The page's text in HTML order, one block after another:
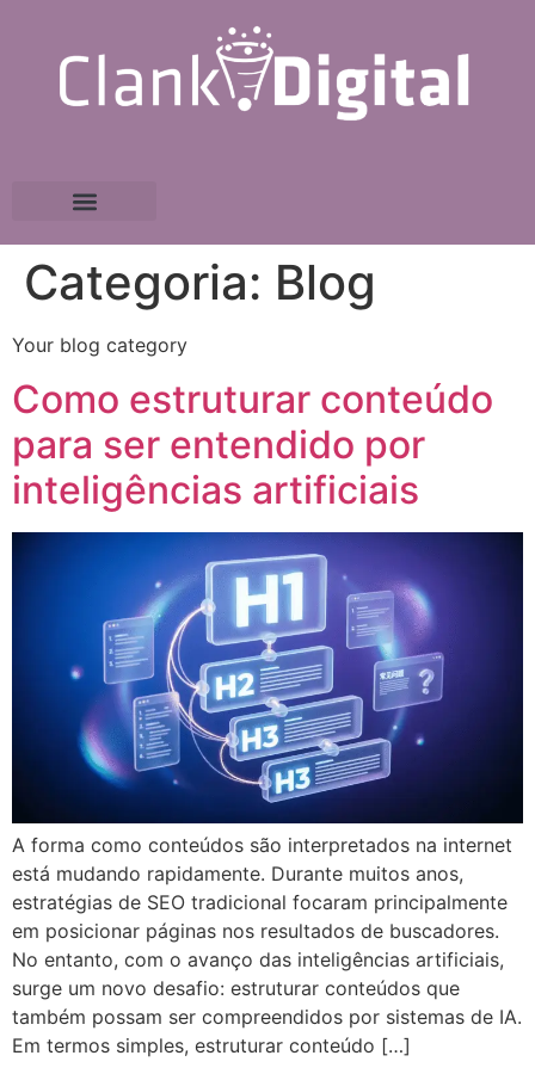
Categoria: Blog
Your blog category
Como estruturar conteúdo
para ser entendido por
inteligências artificiais
A forma como conteúdos são interpretados na internet
está mudando rapidamente. Durante muitos anos,
estratégias de SEO tradicional focaram principalmente
em posicionar páginas nos resultados de buscadores.
No entanto, com o avanço das inteligências artificiais,
surge um novo desafio: estruturar conteúdos que
também possam ser compreendidos por sistemas de IA.
Em termos simples, estruturar conteúdo […]